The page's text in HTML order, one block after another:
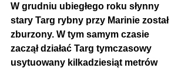
W grudniu ubiegłego roku słynny
stary Targ rybny przy Marinie został
zburzony. W tym samym czasie
zaczął działać Targ tymczasowy
usytuowany kilkadziesiąt metrów